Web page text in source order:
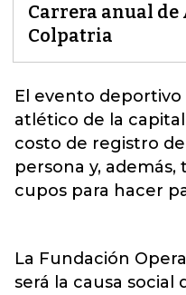
Carrera anual de
Colpatria
El evento deportivo
atlético de la
costo de registro
persona y, además,
cupos para hacer
La Fundación
será la causa social